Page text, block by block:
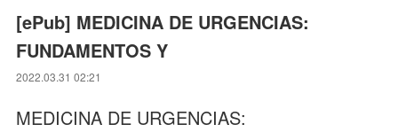
[ePub] MEDICINA DE URGENCIAS:
FUNDAMENTOS Y
2022.03.31 02:21
MEDICINA DE URGENCIAS: